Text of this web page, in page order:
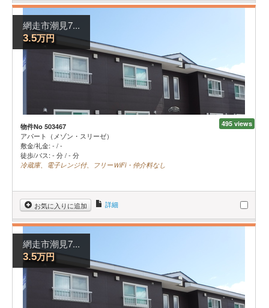
網走市潮見7...
3.5万円
495 views
物件No 503467
アパート（メゾン・スリーゼ）
敷金/礼金: - /-
徒歩/バス: - 分 / - 分
冷蔵庫、電子レンジ付、フリーＷiFi・仲介料なし
お気に入りに追加 詳細
網走市潮見7...
3.5万円